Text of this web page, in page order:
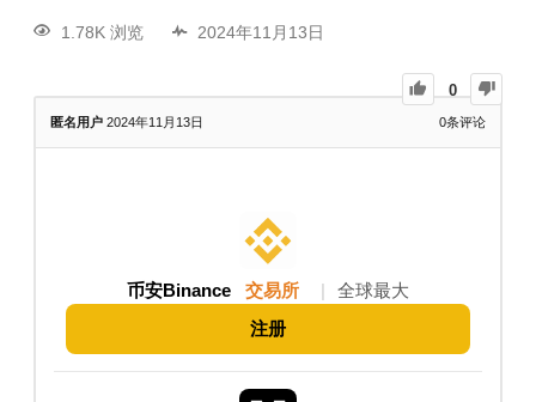
1.78K 浏览 2024年11月13日
0
匿名用户 2024年11月13日 0条评论
币安Binance 交易所 全球最大
注册